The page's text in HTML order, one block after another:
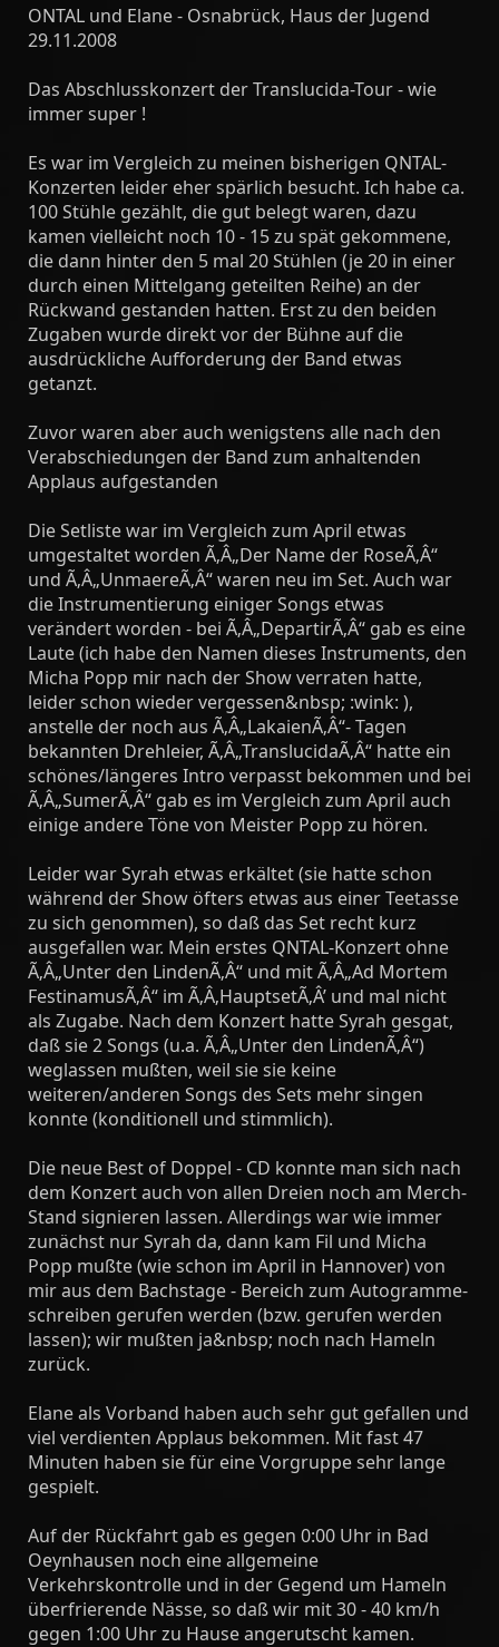
ONTAL und Elane - Osnabrück, Haus der Jugend
29.11.2008
Das Abschlusskonzert der Translucida-Tour - wie
immer super !
Es war im Vergleich zu meinen bisherigen QNTAL-
Konzerten leider eher spärlich besucht. Ich habe ca.
100 Stühle gezählt, die gut belegt waren, dazu
kamen vielleicht noch 10 - 15 zu spät gekommene,
die dann hinter den 5 mal 20 Stühlen (je 20 in einer
durch einen Mittelgang geteilten Reihe) an der
Rückwand gestanden hatten. Erst zu den beiden
Zugaben wurde direkt vor der Bühne auf die
ausdrückliche Aufforderung der Band etwas
getanzt.
Zuvor waren aber auch wenigstens alle nach den
Verabschiedungen der Band zum anhaltenden
Applaus aufgestanden
Die Setliste war im Vergleich zum April etwas
umgestaltet worden Ã‚Â„Der Name der RoseÃ‚Â“
und Ã‚Â„UnmaereÃ‚Â“ waren neu im Set. Auch war
die Instrumentierung einiger Songs etwas
verändert worden - bei Ã‚Â„DepartirÃ‚Â“ gab es eine
Laute (ich habe den Namen dieses Instruments, den
Micha Popp mir nach der Show verraten hatte,
leider schon wieder vergessen&nbsp; :wink: ),
anstelle der noch aus Ã‚Â„LakaienÃ‚Â“- Tagen
bekannten Drehleier, Ã‚Â„TranslucidaÃ‚Â“ hatte ein
schönes/längeres Intro verpasst bekommen und bei
Ã‚Â„SumerÃ‚Â“ gab es im Vergleich zum April auch
einige andere Töne von Meister Popp zu hören.
Leider war Syrah etwas erkältet (sie hatte schon
während der Show öfters etwas aus einer Teetasse
zu sich genommen), so daß das Set recht kurz
ausgefallen war. Mein erstes QNTAL-Konzert ohne
Ã‚Â„Unter den LindenÃ‚Â“ und mit Ã‚Â„Ad Mortem
FestinamusÃ‚Â“ im Ã‚Â‚HauptsetÃ‚Â’ und mal nicht
als Zugabe. Nach dem Konzert hatte Syrah gesgat,
daß sie 2 Songs (u.a. Ã‚Â„Unter den LindenÃ‚Â“)
weglassen mußten, weil sie sie keine
weiteren/anderen Songs des Sets mehr singen
konnte (konditionell und stimmlich).
Die neue Best of Doppel - CD konnte man sich nach
dem Konzert auch von allen Dreien noch am Merch-
Stand signieren lassen. Allerdings war wie immer
zunächst nur Syrah da, dann kam Fil und Micha
Popp mußte (wie schon im April in Hannover) von
mir aus dem Bachstage - Bereich zum Autogramme-
schreiben gerufen werden (bzw. gerufen werden
lassen); wir mußten ja&nbsp; noch nach Hameln
zurück.
Elane als Vorband haben auch sehr gut gefallen und
viel verdienten Applaus bekommen. Mit fast 47
Minuten haben sie für eine Vorgruppe sehr lange
gespielt.
Auf der Rückfahrt gab es gegen 0:00 Uhr in Bad
Oeynhausen noch eine allgemeine
Verkehrskontrolle und in der Gegend um Hameln
überfrierende Nässe, so daß wir mit 30 - 40 km/h
gegen 1:00 Uhr zu Hause angerutscht kamen.